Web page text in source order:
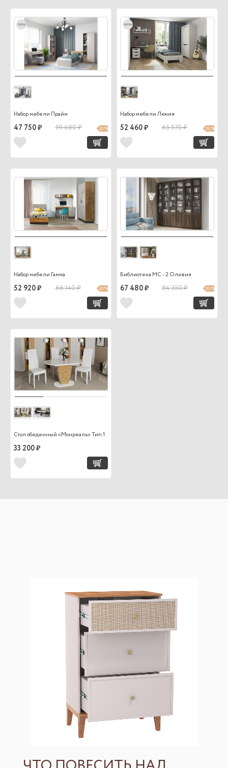
new
Набор мебели Прайм
47 750 ₽ 59 680 ₽ 20 %
wow
Набор мебели Лючия
52 460 ₽ 65 570 ₽ 20 %
Набор мебели Гамма
52 920 ₽ 66 140 ₽ 20 %
Библиотека МС - 2 Оливия
67 480 ₽ 84 350 ₽ 20 %
Стол обеденный «Монреаль» Тип 1
33 200 ₽